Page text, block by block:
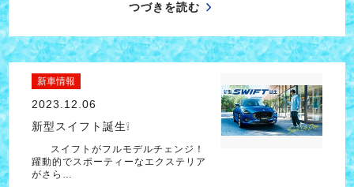
つづきを読む
新車情報
2023.12.06
新型スイフト誕生❕
スイフトがフルモデルチェンジ！
躍動的でスポーティーなエクステリア
がさら…